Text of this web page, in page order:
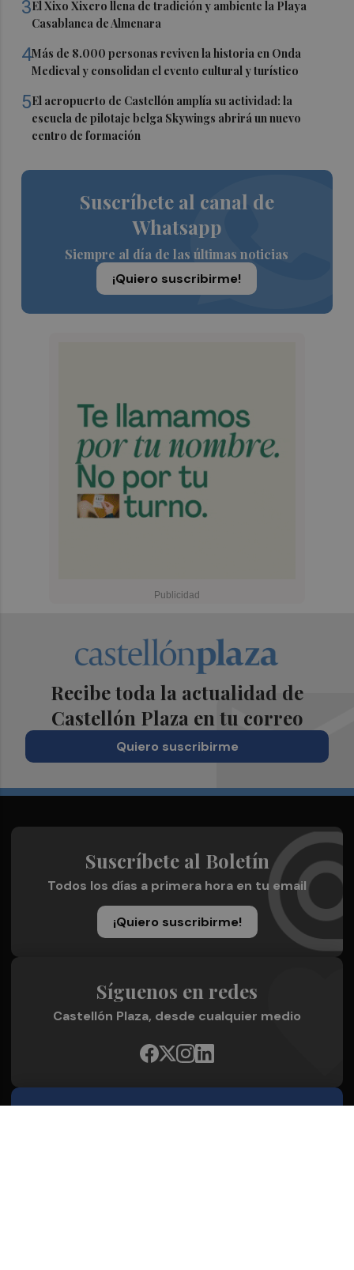
3El Xixo Xixero llena de tradición y ambiente la Playa
Casablanca de Almenara
4Más de 8.000 personas reviven la historia en Onda
Medieval y consolidan el evento cultural y turístico
5El aeropuerto de Castellón amplía su actividad: la
escuela de pilotaje belga Skywings abrirá un nuevo
centro de formación
Suscríbete al canal de
Whatsapp
Siempre al día de las últimas noticias
¡Quiero suscribirme!
Recibe toda la actualidad de
Castellón Plaza en tu correo
Quiero suscribirme
Suscríbete al Boletín
Todos los días a primera hora en tu email
¡Quiero suscribirme!
Síguenos en redes
Castellón Plaza, desde cualquier medio